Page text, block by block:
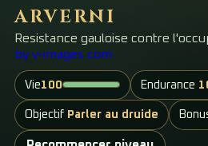
ARVERNI
Resistance gauloise contre
by v-images.com
Vie100 Endurance
Objectif Parler au druide